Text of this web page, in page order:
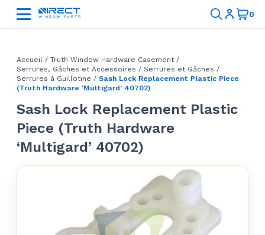
Accueil / Truth Window Hardware Casement/
Serrures, Gâches et Accessoires / Serrures et Gâches /
Serrures à Guillotine / Sash Lock Replacement Plastic Piece
(Truth Hardware ‘Multigard’ 40702)
Sash Lock Replacement Plastic
Piece (Truth Hardware
‘Multigard’ 40702)